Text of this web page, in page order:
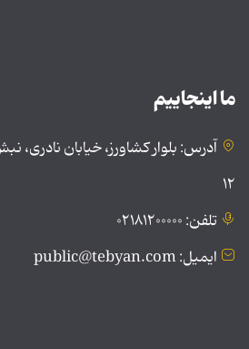
ما اینجاییم
آدرس: بلوار کشاورز، خیابان
۱۲
تلفن: ۰۲۱۸۱۲۰۰۰۰۰
ایمیل: public@tebyan.com